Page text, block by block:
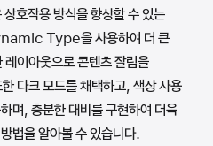
호작용 방식을 향상할 수 있는
Type을 사용하여 더 큰
이아웃으로 콘텐츠 잘림을
다크 모드를 채택하고, 색상 사용
며, 충분한 대비를 구현하여 더욱
법을 알아볼 수 있습니다.